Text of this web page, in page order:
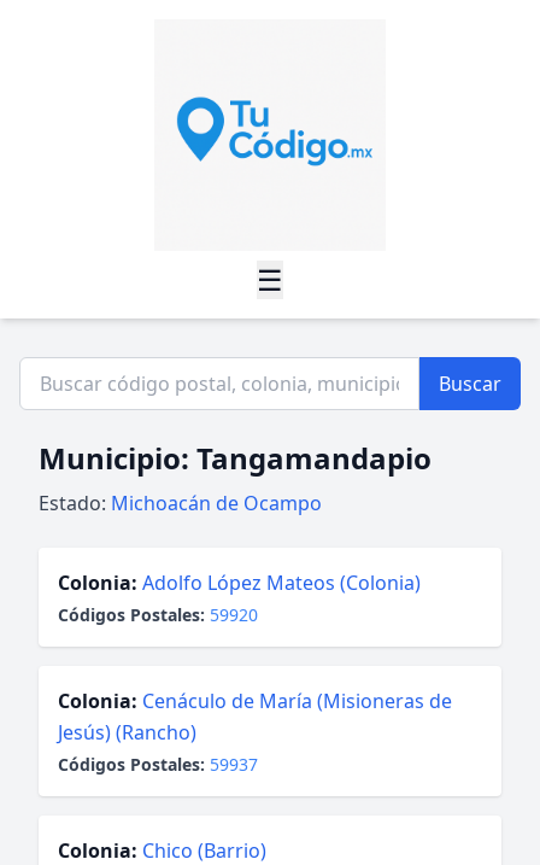
☰
Buscar
Municipio: Tangamandapio
Estado: Michoacán de Ocampo
Colonia: Adolfo López Mateos (Colonia)
Códigos Postales: 59920
Colonia: Cenáculo de María (Misioneras de
Jesús) (Rancho)
Códigos Postales: 59937
Colonia: Chico (Barrio)